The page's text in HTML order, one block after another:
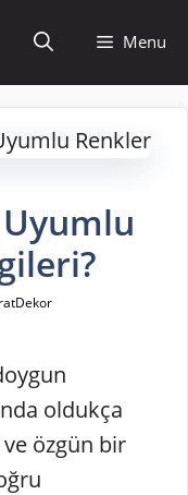
Menu
oldukça
özgün bir